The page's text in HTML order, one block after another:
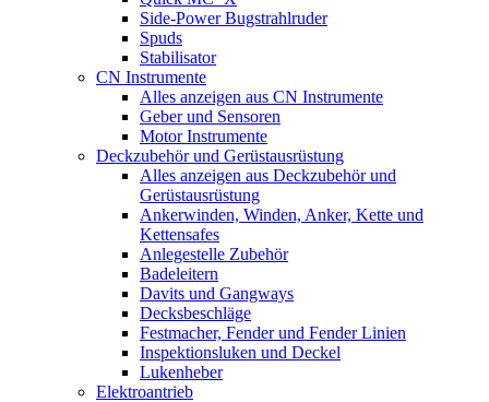
Side-Power Bugstrahlruder
Spuds
Stabilisator
CN Instrumente
Alles anzeigen aus CN Instrumente
Geber und Sensoren
Motor Instrumente
Deckzubehör und Gerüstausrüstung
Alles anzeigen aus Deckzubehör und
Gerüstausrüstung
Ankerwinden, Winden, Anker, Kette und
Kettensafes
Anlegestelle Zubehör
Badeleitern
Davits und Gangways
Decksbeschläge
Festmacher, Fender und Fender Linien
Inspektionsluken und Deckel
Lukenheber
Elektroantrieb